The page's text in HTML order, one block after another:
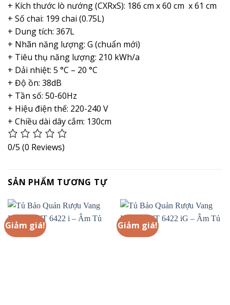
+ Kích thước lò nướng (CXRxS): 186 cm x 60 cm x 61 cm
+ Số chai: 199 chai (0.75L)
+ Dung tích: 367L
+ Nhãn năng lượng: G (chuẩn mới)
+ Tiêu thụ năng lượng: 210 kWh/a
+ Dải nhiệt: 5 °C – 20 °C
+ Độ ồn: 38dB
+ Tần số: 50-60Hz
+ Hiệu điện thế: 220-240 V
+ Chiều dài dây cắm: 130cm
0/5 (0 Reviews)
SẢN PHẨM TƯƠNG TỰ
Giảm giá! Giảm giá!